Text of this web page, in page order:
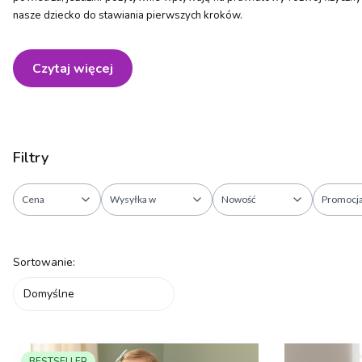
nasze dziecko do stawiania pierwszych kroków.
Czytaj więcej
Filtry
Cena Wysyłka w Nowość
Lista produktów
Sortowanie:
Domyślne